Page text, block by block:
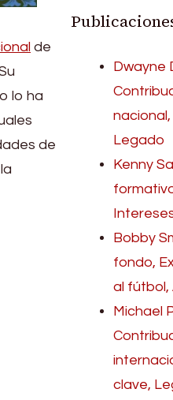
de
lo ha
de
Dwayne
Legado
Kenny
Bobby
fondo,
al fútbol,
Michael
clave,